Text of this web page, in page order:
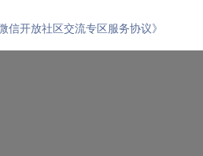
微信开放社区交流专区服务协议》